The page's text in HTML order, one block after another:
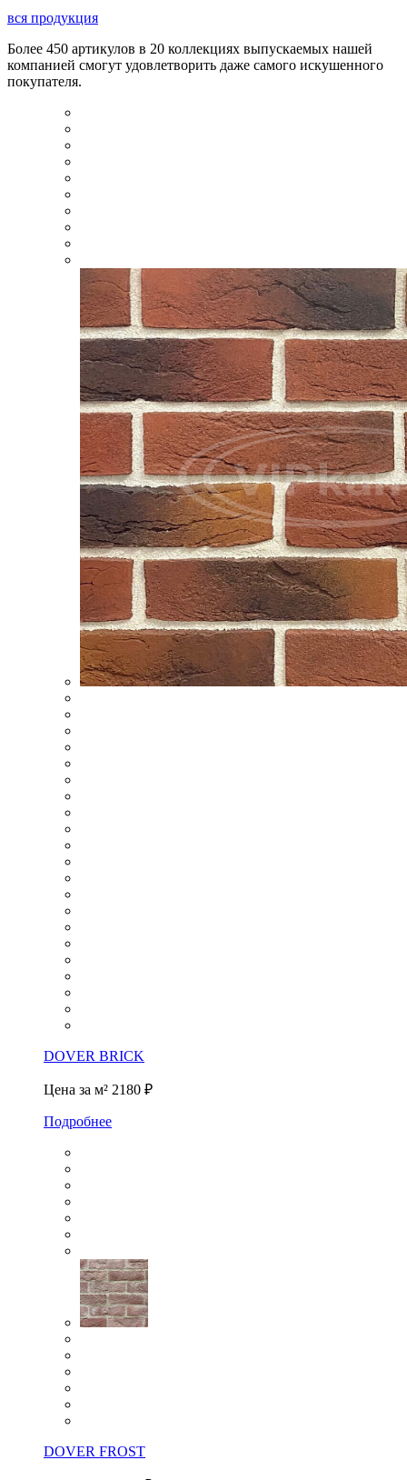
вся продукция
Более 450 артикулов в 20 коллекциях выпускаемых нашей
компанией смогут удовлетворить даже самого искушенного
покупателя.
DOVER BRICK
Цена за м² 2180 ₽
Подробнее
DOVER FROST